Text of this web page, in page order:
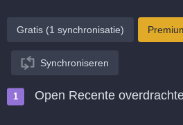
Gratis (1 synchronisatie)
Synchroniseren
Open Recente